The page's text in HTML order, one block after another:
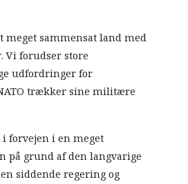
meget sammensat land med
Vi forudser store
udfordringer for
trækker sine militære
forvejen i en meget
på grund af den langvarige
siddende regering og